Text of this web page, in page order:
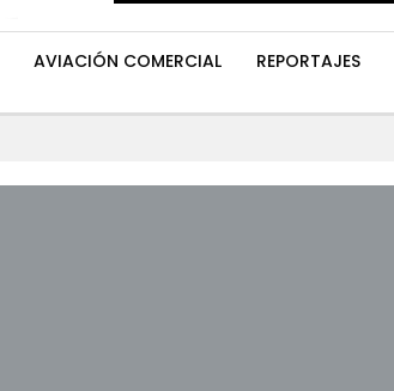
AVIACIÓN COMERCIAL REPORTAJES